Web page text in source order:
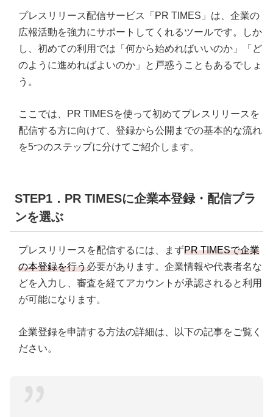
プレスリリース配信サービス「PR TIMES」は、企業の
広報活動を強力にサポートしてくれるツールです。しか
し、初めての利用では「何から始めればいいのか」「ど
のように進めればよいのか」と戸惑うこともあるでしょ
う。
ここでは、PR TIMESを使って初めてプレスリリースを
配信する方に向けて、登録から公開までの基本的な流れ
を5つのステップに分けてご紹介します。
STEP1．PR TIMESに企業本登録・配信プラ
ンを選ぶ
プレスリリースを配信するには、まずPR TIMESで企業
の本登録を行う必要があります。企業情報や代表者名な
どを入力し、審査を経てアカウントが承認されると利用
が可能になります。
企業登録を申請する方法の詳細は、以下の記事をご覧く
ださい。